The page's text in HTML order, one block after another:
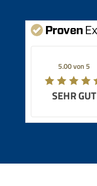
5.00 von 5
SEHR GUT